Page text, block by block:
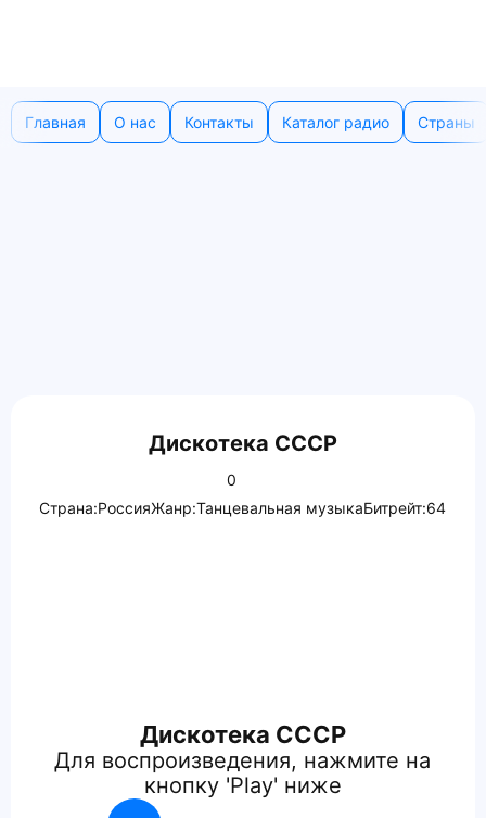
Главная О нас Контакты Каталог радио Страны
Дискотека СССР
0
Страна:РоссияЖанр:Танцевальная музыкаБитрейт:64
Дискотека СССР
Для воспроизведения, нажмите на
кнопку 'Play' ниже